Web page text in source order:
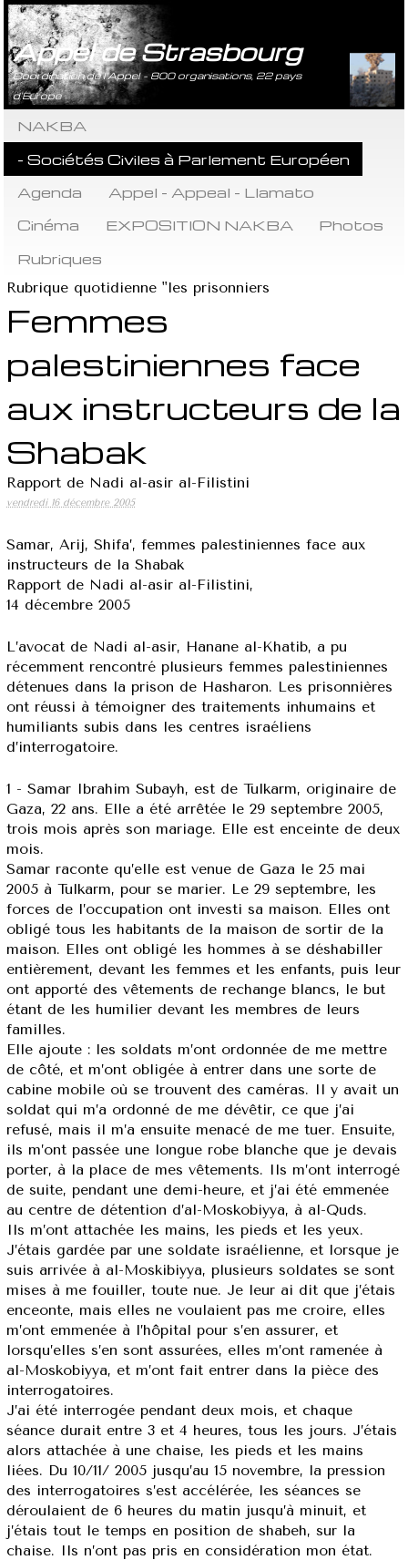
Appel de Strasbourg
Coordination de l’Appel - 800 organisations, 22 pays
d’Europe
NAKBA
- Sociétés Civiles à Parlement Européen
Agenda
Appel - Appeal - Llamato
Cinéma
EXPOSITION NAKBA
Photos
Rubriques
Rubrique quotidienne "les prisonniers
Femmes
palestiniennes face
aux instructeurs de la
Shabak
Rapport de Nadi al-asir al-Filistini
vendredi 16 décembre 2005
Samar, Arij, Shifa’, femmes palestiniennes face aux
instructeurs de la Shabak
Rapport de Nadi al-asir al-Filistini,
14 décembre 2005
L’avocat de Nadi al-asir, Hanane al-Khatib, a pu
récemment rencontré plusieurs femmes palestiniennes
détenues dans la prison de Hasharon. Les prisonnières
ont réussi à témoigner des traitements inhumains et
humiliants subis dans les centres israéliens
d’interrogatoire.
1 - Samar Ibrahim Subayh, est de Tulkarm, originaire de
Gaza, 22 ans. Elle a été arrêtée le 29 septembre 2005,
trois mois après son mariage. Elle est enceinte de deux
mois.
Samar raconte qu’elle est venue de Gaza le 25 mai
2005 à Tulkarm, pour se marier. Le 29 septembre, les
forces de l’occupation ont investi sa maison. Elles ont
obligé tous les habitants de la maison de sortir de la
maison. Elles ont obligé les hommes à se déshabiller
entièrement, devant les femmes et les enfants, puis leur
ont apporté des vêtements de rechange blancs, le but
étant de les humilier devant les membres de leurs
familles.
Elle ajoute : les soldats m’ont ordonnée de me mettre
de côté, et m’ont obligée à entrer dans une sorte de
cabine mobile où se trouvent des caméras. Il y avait un
soldat qui m’a ordonné de me dévêtir, ce que j’ai
refusé, mais il m’a ensuite menacé de me tuer. Ensuite,
ils m’ont passée une longue robe blanche que je devais
porter, à la place de mes vêtements. Ils m’ont interrogé
de suite, pendant une demi-heure, et j’ai été emmenée
au centre de détention d’al-Moskobiyya, à al-Quds.
Ils m’ont attachée les mains, les pieds et les yeux.
J’étais gardée par une soldate israélienne, et lorsque je
suis arrivée à al-Moskibiyya, plusieurs soldates se sont
mises à me fouiller, toute nue. Je leur ai dit que j’étais
enceonte, mais elles ne voulaient pas me croire, elles
m’ont emmenée à l’hôpital pour s’en assurer, et
lorsqu’elles s’en sont assurées, elles m’ont ramenée à
al-Moskobiyya, et m’ont fait entrer dans la pièce des
interrogatoires.
J’ai été interrogée pendant deux mois, et chaque
séance durait entre 3 et 4 heures, tous les jours. J’étais
alors attachée à une chaise, les pieds et les mains
liées. Du 10/11/ 2005 jusqu’au 15 novembre, la pression
des interrogatoires s’est accélérée, les séances se
déroulaient de 6 heures du matin jusqu’à minuit, et
j’étais tout le temps en position de shabeh, sur la
chaise. Ils n’ont pas pris en considération mon état.